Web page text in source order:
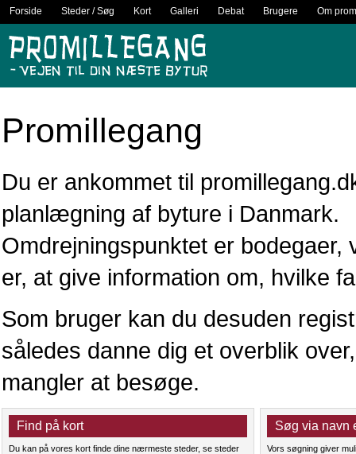
Forside Steder / Søg Kort Galleri Debat Brugere Om
Promillegang
Du er ankommet til
planlægning af byture i Danmark.
Omdrejningspunktet er
er, at give information om, hvilke
Som bruger kan du desuden
således danne dig et overblik
mangler at besøge.
Find på kort
Du kan på vores kort finde dine nærmeste steder, se steder
Søg via navn
Vors søgning giver